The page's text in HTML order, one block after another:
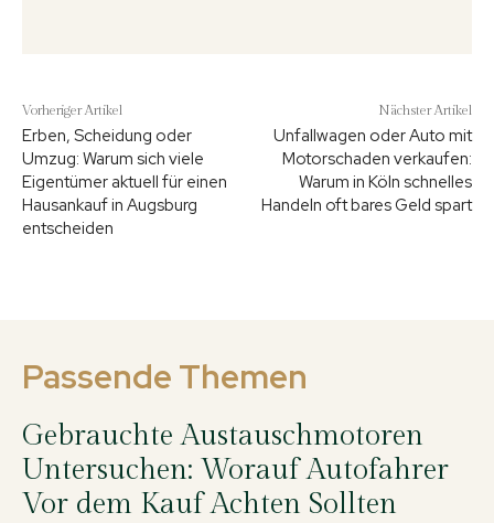
Vorheriger Artikel
Erben, Scheidung oder
Umzug: Warum sich viele
Eigentümer aktuell für einen
Hausankauf in Augsburg
entscheiden
Nächster Artikel
Unfallwagen oder Auto mit
Motorschaden verkaufen:
Warum in Köln schnelles
Handeln oft bares Geld spart
Passende Themen
Gebrauchte Austauschmotoren
Untersuchen: Worauf Autofahrer
Vor dem Kauf Achten Sollten